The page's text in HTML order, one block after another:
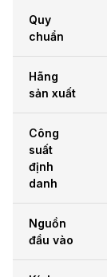
Quy
chuẩn
Hãng
sản xuất
Công
suất
định
danh
Nguồn
đầu vào